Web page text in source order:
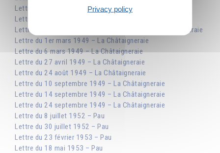
Lettre du 28 juin 1948 – Paris, la Santé
Lettre du 20 juillet 1948 – Paris, la Santé
Lettre du 24 septembre 1948 – Beauregard, La Châtaigneraie
Lettre du 1er mars 1949 – La Châtaigneraie
Lettre du 6 mars 1949 – La Châtaigneraie
Lettre du 27 avril 1949 – La Châtaigneraie
Lettre du 24 août 1949 – La Châtaigneraie
Lettre du 10 septembre 1949 – La Châtaigneraie
Lettre du 14 septembre 1949 – La Châtaigneraie
Lettre du 24 septembre 1949 – La Châtaigneraie
Lettre du 8 juillet 1952 – Pau
Lettre du 30 juillet 1952 – Pau
Lettre du 23 février 1953 – Pau
Lettre du 18 mai 1953 – Pau
Privacy policy